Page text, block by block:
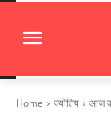
Home ज्योतिष आज